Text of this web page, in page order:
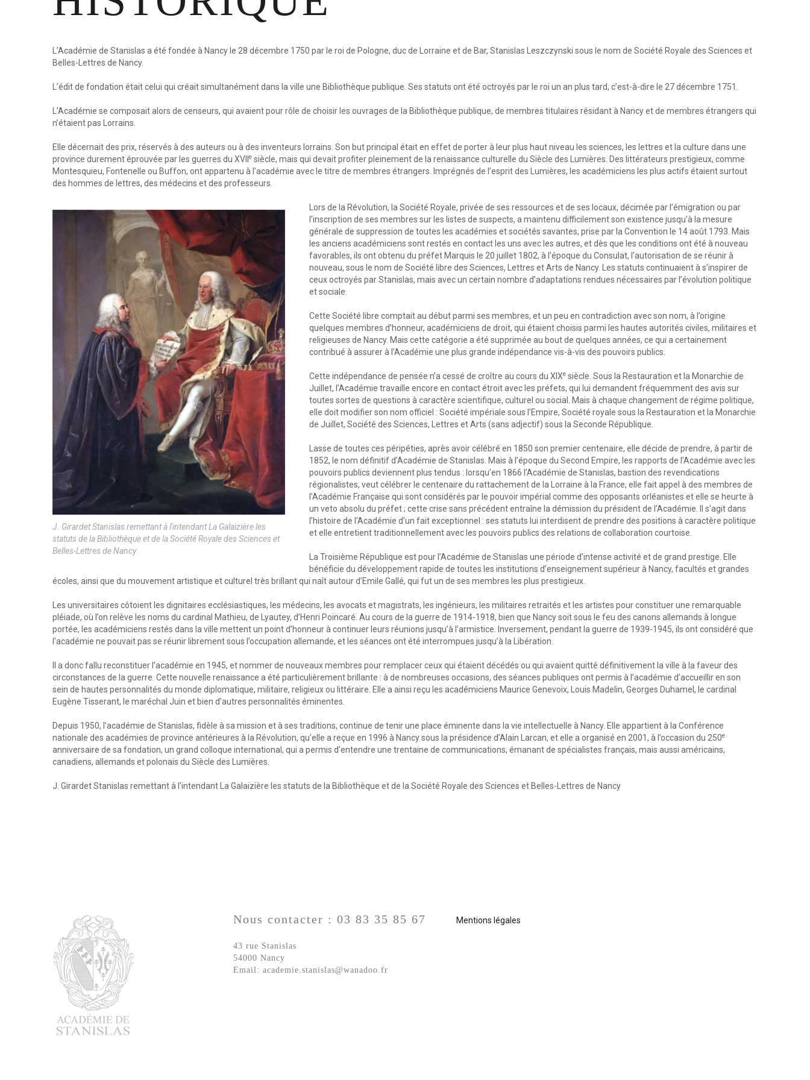
Grand Prix
L’Académie de Stanislas a été fondée à Nancy le 28 décembre 1750 par le roi de Pologne, duc de Lorraine et de Bar, Stanislas Leszczynski sous le nom de Société Royale des Sciences et
Belles-Lettres de Nancy.
L’édit de fondation était celui qui créait simultanément dans la ville une Bibliothèque publique. Ses statuts ont été octroyés par le roi un an plus tard, c’est-à-dire le 27 décembre 1751.
L’Académie se composait alors de censeurs, qui avaient pour rôle de choisir les ouvrages de la Bibliothèque publique, de membres titulaires résidant à Nancy et de membres étrangers qui
n’étaient pas Lorrains.
Elle décernait des prix, réservés à des auteurs ou à des inventeurs lorrains. Son but principal était en effet de porter à leur plus haut niveau les sciences, les lettres et la culture dans une
province durement éprouvée par les guerres du XVII e siècle, mais qui devait profiter pleinement de la renaissance culturelle du Siècle des Lumières. Des littérateurs prestigieux, comme
Montesquieu, Fontenelle ou Buffon, ont appartenu à l’académie avec le titre de membres étrangers. Imprégnés de l’esprit des Lumières, les académiciens les plus actifs étaient surtout
des hommes de lettres, des médecins et des professeurs.
J. Girardet Stanislas remettant à l'intendant La Galaizière les
statuts de la Bibliothèque et de la Société Royale des Sciences et
Belles-Lettres de Nancy
Lors de la Révolution, la Société Royale, privée de ses ressources et de ses locaux, décimée par l’émigration ou par
l’inscription de ses membres sur les listes de suspects, a maintenu difficilement son existence jusqu’à la mesure
générale de suppression de toutes les académies et sociétés savantes, prise par la Convention le 14 août 1793. Mais
les anciens académiciens sont restés en contact les uns avec les autres, et dès que les conditions ont été à nouveau
favorables, ils ont obtenu du préfet Marquis le 20 juillet 1802, à l’époque du Consulat, l’autorisation de se réunir à
nouveau, sous le nom de Société libre des Sciences, Lettres et Arts de Nancy. Les statuts continuaient à s’inspirer de
ceux octroyés par Stanislas, mais avec un certain nombre d’adaptations rendues nécessaires par l’évolution politique
et sociale.
Cette Société libre comptait au début parmi ses membres, et un peu en contradiction avec son nom, à l’origine
quelques membres d’honneur, académiciens de droit, qui étaient choisis parmi les hautes autorités civiles, militaires et
religieuses de Nancy. Mais cette catégorie a été supprimée au bout de quelques années, ce qui a certainement
contribué à assurer à l’Académie une plus grande indépendance vis-à-vis des pouvoirs publics.
Cette indépendance de pensée n’a cessé de croître au cours du XIXe siècle. Sous la Restauration et la Monarchie de
Juillet, l’Académie travaille encore en contact étroit avec les préfets, qui lui demandent fréquemment des avis sur
toutes sortes de questions à caractère scientifique, culturel ou social. Mais à chaque changement de régime politique,
elle doit modifier son nom officiel : Société impériale sous l’Empire, Société royale sous la Restauration et la Monarchie
de Juillet, Société des Sciences, Lettres et Arts (sans adjectif) sous la Seconde République.
Lasse de toutes ces péripéties, après avoir célébré en 1850 son premier centenaire, elle décide de prendre, à partir de
1852, le nom définitif d’Académie de Stanislas. Mais à l’époque du Second Empire, les rapports de l’Académie avec les
pouvoirs publics deviennent plus tendus : lorsqu’en 1866 l’Académie de Stanislas, bastion des revendications
régionalistes, veut célébrer le centenaire du rattachement de la Lorraine à la France, elle fait appel à des membres de
l’Académie Française qui sont considérés par le pouvoir impérial comme des opposants orléanistes et elle se heurte à
un veto absolu du préfet ; cette crise sans précédent entraîne la démission du président de l’Académie. Il s’agit dans
l’histoire de l’Académie d’un fait exceptionnel : ses statuts lui interdisent de prendre des positions à caractère politique
et elle entretient traditionnellement avec les pouvoirs publics des relations de collaboration courtoise.
La Troisième République est pour l’Académie de Stanislas une période d’intense activité et de grand prestige. Elle
bénéficie du développement rapide de toutes les institutions d’enseignement supérieur à Nancy, facultés et grandes
écoles, ainsi que du mouvement artistique et culturel très brillant qui naît autour d’Emile Gallé, qui fut un de ses membres les plus prestigieux.
Les universitaires côtoient les dignitaires ecclésiastiques, les médecins, les avocats et magistrats, les ingénieurs, les militaires retraités et les artistes pour constituer une remarquable
pléiade, où l’on relève les noms du cardinal Mathieu, de Lyautey, d’Henri Poincaré. Au cours de la guerre de 1914-1918, bien que Nancy soit sous le feu des canons allemands à longue
portée, les académiciens restés dans la ville mettent un point d’honneur à continuer leurs réunions jusqu’à l’armistice. Inversement, pendant la guerre de 1939-1945, ils ont considéré que
l’académie ne pouvait pas se réunir librement sous l’occupation allemande, et les séances ont été interrompues jusqu’à la Libération.
Il a donc fallu reconstituer l’académie en 1945, et nommer de nouveaux membres pour remplacer ceux qui étaient décédés ou qui avaient quitté définitivement la ville à la faveur des
circonstances de la guerre. Cette nouvelle renaissance a été particulièrement brillante : à de nombreuses occasions, des séances publiques ont permis à l’académie d’accueillir en son
sein de hautes personnalités du monde diplomatique, militaire, religieux ou littéraire. Elle a ainsi reçu les académiciens Maurice Genevoix, Louis Madelin, Georges Duhamel, le cardinal
Eugène Tisserant, le maréchal Juin et bien d’autres personnalités éminentes.
Depuis 1950, l’académie de Stanislas, fidèle à sa mission et à ses traditions, continue de tenir une place éminente dans la vie intellectuelle à Nancy. Elle appartient à la Conférence
nationale des académies de province antérieures à la Révolution, qu’elle a reçue en 1996 à Nancy sous la présidence d’Alain Larcan, et elle a organisé en 2001, à l’occasion du 250e
anniversaire de sa fondation, un grand colloque international, qui a permis d’entendre une trentaine de communications, émanant de spécialistes français, mais aussi américains,
canadiens, allemands et polonais du Siècle des Lumières.
J. Girardet Stanislas remettant à l'intendant La Galaizière les statuts de la Bibliothèque et de la Société Royale des Sciences et Belles-Lettres de Nancy
Nous contacter : 03 83 35 85 67
43 rue Stanislas
54000 Nancy
Email: academie.stanislas@wanadoo.fr
Mentions légales